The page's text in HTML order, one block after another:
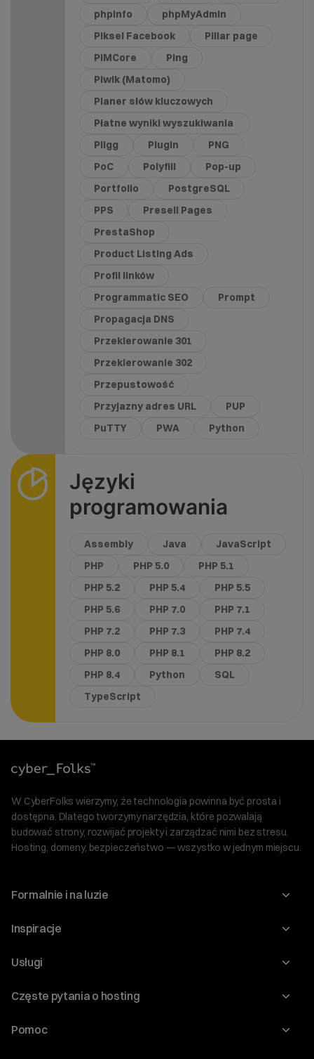
phpinfo
phpMyAdmin
Piksel Facebook
Pillar page
PIMCore
Ping
Piwik (Matomo)
Planer słów kluczowych
Płatne wyniki wyszukiwania
Pligg
Plugin
PNG
PoC
Polyfill
Pop-up
Portfolio
PostgreSQL
PPS
Presell Pages
PrestaShop
Product Listing Ads
Profil linków
Programmatic SEO
Prompt
Propagacja DNS
Przekierowanie 301
Przekierowanie 302
Przepustowość
Przyjazny adres URL
PUP
PuTTY
PWA Python
Języki
programowania
Assembly Java
JavaScript
PHP
PHP 5.0
PHP 5.1
PHP 5.2
PHP 5.4
PHP 5.5
PHP 5.6
PHP 7.0
PHP 7.1
PHP 7.2
PHP 7.3
PHP 7.4
PHP 8.0
PHP 8.1
PHP 8.2
PHP 8.4
Python
SQL
TypeScript
W CyberFolks wierzymy, że technologia powinna być prosta i
dostępna. Dlatego tworzymy narzędzia, które pozwalają
budować strony, rozwijać projekty i zarządzać nimi bez stresu.
Hosting, domeny, bezpieczeństwo — wszystko w jednym miejscu.
Formalnie i na luzie
O nas
Program Korzyści dla Inwestorów
Regulaminy i specyfikacje
Inspiracje
Blog
WordPress
Audyt stron
Usługi
Domeny
Częste pytania o hosting
Jak przenieść stronę?
Pomoc